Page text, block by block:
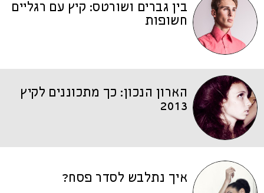
בין גברים ושורטס: קיץ עם רגליים
חשופות
הארון הנכון: כך מתכוננים לקיץ
2013
איך נתלבש לסדר פסח?